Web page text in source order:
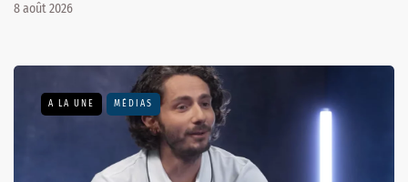
8 août 2026
A LA UNE MÉDIAS